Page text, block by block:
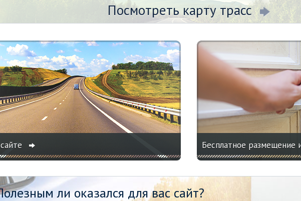
Посмотреть карту трасс
Бесплатное
ли оказался для вас сайт?